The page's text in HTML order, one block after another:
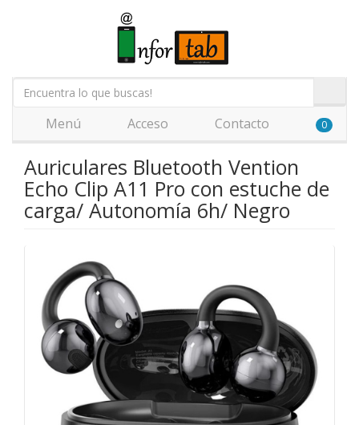
Menú Acceso Contacto 0
Auriculares Bluetooth Vention
Echo Clip A11 Pro con estuche de
carga/ Autonomía 6h/ Negro